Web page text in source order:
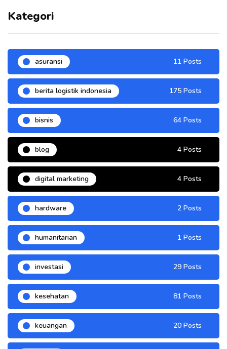
Kategori
asuransi 11 Posts
berita logistik indonesia 175 Posts
bisnis 64 Posts
blog 4 Posts
digital marketing 4 Posts
hardware 2 Posts
humanitarian 1 Posts
investasi 29 Posts
kesehatan 81 Posts
keuangan 20 Posts